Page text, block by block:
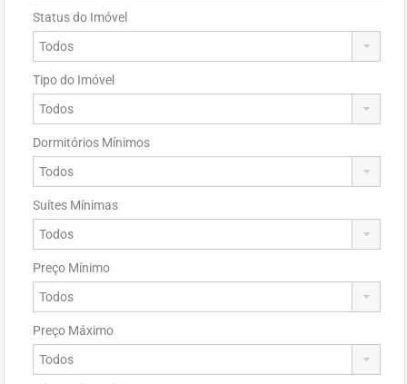
Status do Imóvel
Tipo do Imóvel
Dormitórios Mínimos
Suítes Mínimas
Preço Mínimo
Preço Máximo